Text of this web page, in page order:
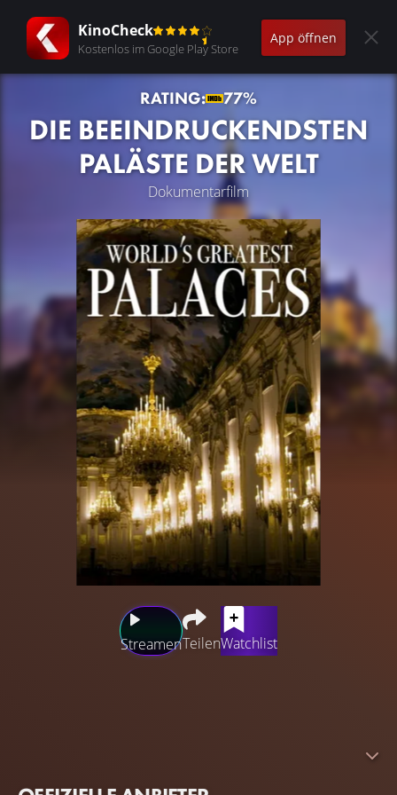
KinoCheck
Kostenlos im Google Play Store
App öffnen
RATING: 77%
DIE BEEINDRUCKENDSTEN
PALÄSTE DER WELT
Dokumentarfilm
StreamenTeilenWatchlist
Königen und Königinnen, die in diesen großartigen